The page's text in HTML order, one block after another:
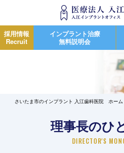
採用情報
Recruit
インプラント治療
無料説明会
さいたま市のインプラント 入江歯科医院 ホーム
理事長のひ
DIRECTOR'S